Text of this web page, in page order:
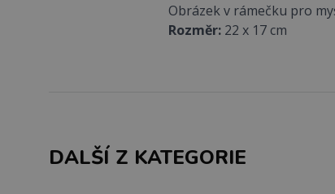
Obrázek v rámečku pro
Rozměr: 22 x 17 cm
DALŠÍ Z KATEGORIE